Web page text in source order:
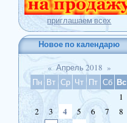
приглашаем всех
Новое по календарю
« Апрель 2018 »
Пн Вт Ср Чт Пт Сб Вс
1
2
3 4 5 6 7
8